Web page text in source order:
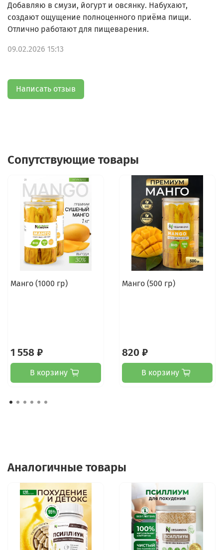
Добавляю в смузи, йогурт и овсянку. Набухают,
создают ощущение полноценного приёма пищи.
Отлично работают для пищеварения.
09.02.2026 15:13
Написать отзыв
Сопутствующие товары
Манго (1000 гр)
1 558 ₽
В корзину
Манго (500 гр)
820 ₽
В корзину
Аналогичные товары